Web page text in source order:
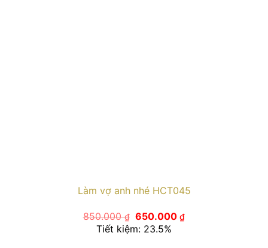
Làm vợ anh nhé HCT045
850.000₫ Giá
gốc
là:
650.000₫Giá
Tiết kiệm: 23.5%